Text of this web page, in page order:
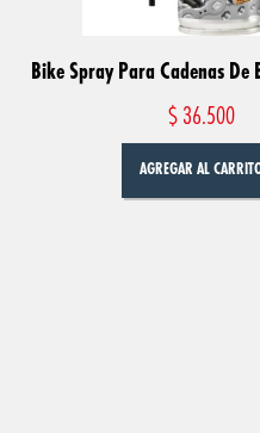
Bike Spray Para Cadenas
$36.500
AGREGAR AL